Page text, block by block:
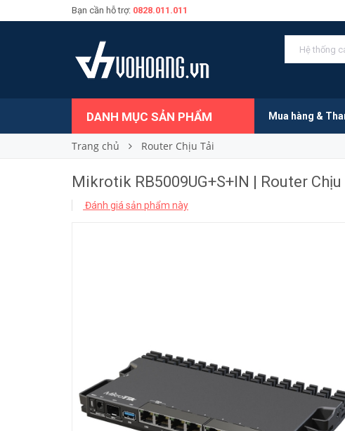
Bạn cần hỗ trợ: 0828.011.011
DANH MỤC SẢN PHẨM Mua hàng &
Trang chủ Router Chịu Tải
Mikrotik RB5009UG+S+IN | Router
Đánh giá sản phẩm này